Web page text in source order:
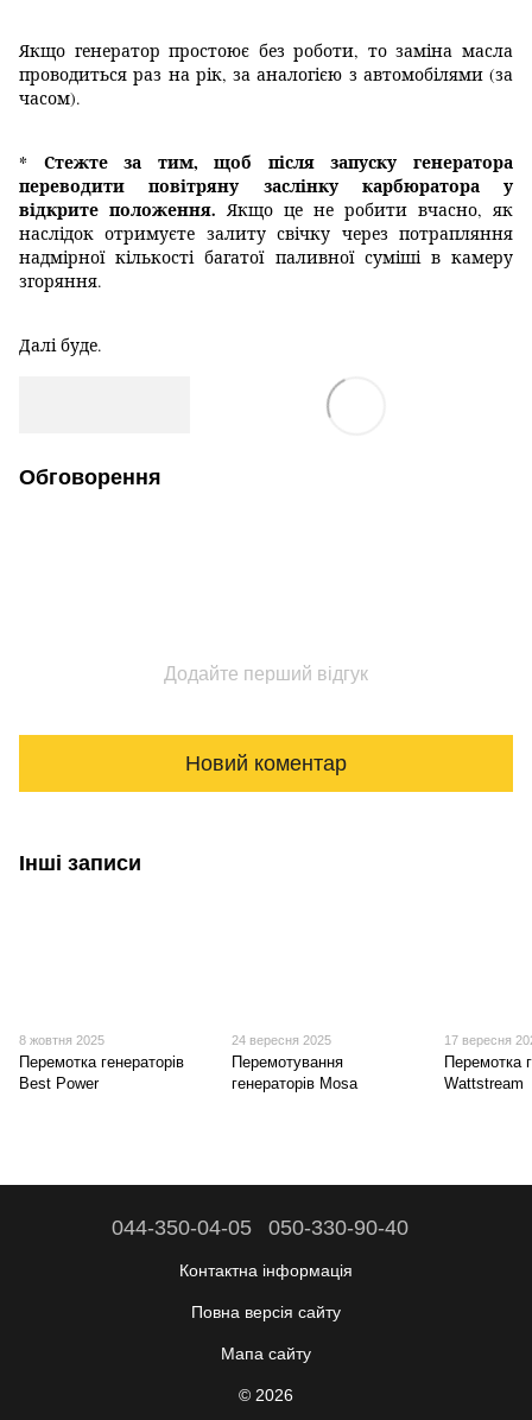
Якщо генератор простоює без роботи, то заміна масла
проводиться раз на рік, за аналогією з автомобілями (за
часом).
* Стежте за тим, щоб після запуску генератора
переводити повітряну заслінку карбюратора у
відкрите положення.Якщо це не робити вчасно, як
наслідок отримуєте залиту свічку через потрапляння
надмірної кількості багатої паливної суміші в камеру
згоряння.
Далі буде.
Обговорення
Додайте перший відгук
Новий коментар
Інші записи
8 жовтня 2025
Перемотка генераторів
Best Power
24 вересня 2025
Перемотування
генераторів Mosa
17 вересня
Перемотка
Wattstream
044-350-04-05 050-330-90-40
Контактна інформація
Повна версія сайту
Мапа сайту
© 2026